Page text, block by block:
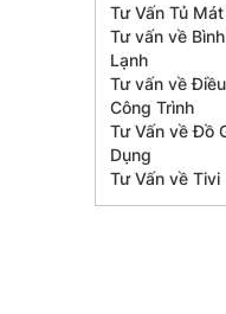
Tư Vấn Tủ Mát
Tư vấn về
Lạnh
Tư vấn về
Công Trình
Tư Vấn về Đồ
Dụng
Tư Vấn về Tivi